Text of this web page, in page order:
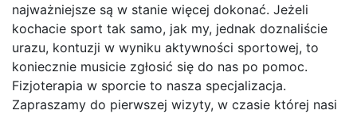
najważniejsze są w stanie więcej dokonać. Jeżeli
kochacie sport tak samo, jak my, jednak doznaliście
urazu, kontuzji w wyniku aktywności sportowej, to
koniecznie musicie zgłosić się do nas po pomoc.
Fizjoterapia w sporcie to nasza specjalizacja.
Zapraszamy do pierwszej wizyty, w czasie której nasi